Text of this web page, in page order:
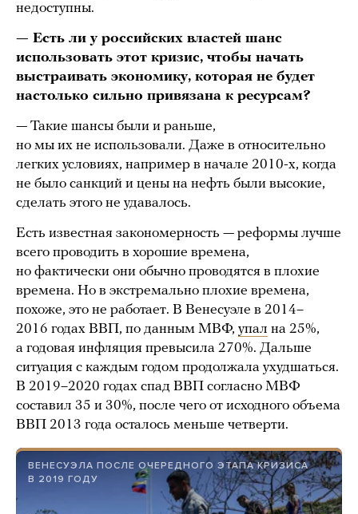
недоступны.
— Есть ли у российских властей шанс
использовать этот кризис, чтобы начать
выстраивать экономику, которая не будет
настолько сильно привязана к ресурсам?
— Такие шансы были и раньше,
но мы их не использовали. Даже в относительно
легких условиях, например в начале 2010-х, когда
не было санкций и цены на нефть были высокие,
сделать этого не удавалось.
Есть известная закономерность — реформы лучше
всего проводить в хорошие времена,
но фактически они обычно проводятся в плохие
времена. Но в экстремально плохие времена,
похоже, это не работает. В Венесуэле в 2014–
2016 годах ВВП, по данным МВФ, упал на 25%,
а годовая инфляция превысила 270%. Дальше
ситуация с каждым годом продолжала ухудшаться.
В 2019–2020 годах спад ВВП согласно МВФ
составил 35 и 30%, после чего от исходного объема
ВВП 2013 года осталось меньше четверти.
ВЕНЕСУЭЛА ПОСЛЕ ОЧЕРЕДНОГО ЭТАПА КРИЗИСА
В 2019 ГОДУ